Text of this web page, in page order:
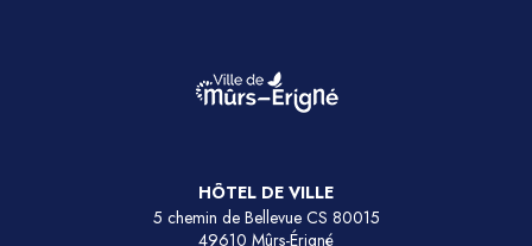
HÔTEL DE VILLE
5 chemin de Bellevue CS 80015
49610 Mûrs-Érigné